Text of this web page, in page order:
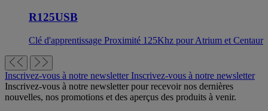
R125USB
Clé d'apprentissage Proximité 125Khz pour Atrium et Centaur
Inscrivez-vous à notre newsletter Inscrivez-vous à notre newsletter
Inscrivez-vous à notre newsletter pour recevoir nos dernières
nouvelles, nos promotions et des aperçus des produits à venir.